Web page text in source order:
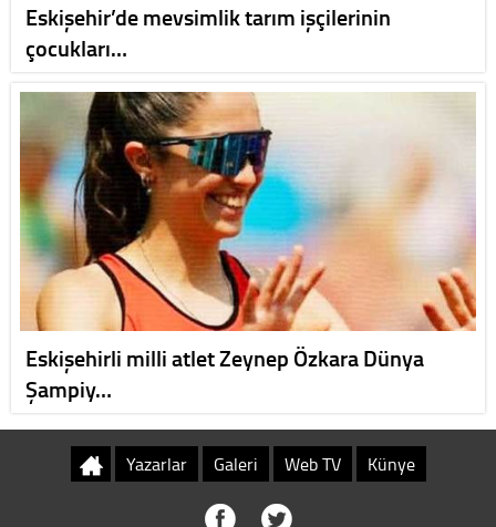
Eskişehir’de mevsimlik tarım işçilerinin
çocukları…
Eskişehirli milli atlet Zeynep Özkara Dünya
Şampiy…
Yazarlar Galeri Web TV Künye